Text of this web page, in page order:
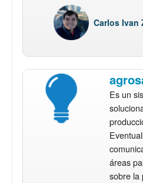
Carlos Ivan
Es un
áreas
sobre la